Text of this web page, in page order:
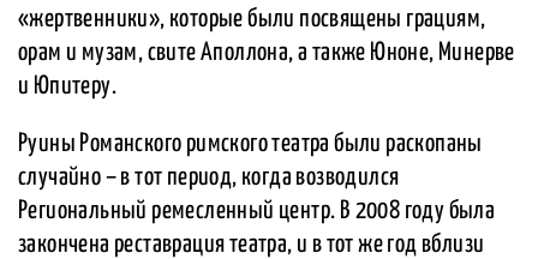
«жертвенники», которые были посвящены грациям,
орам и музам, свите Аполлона, а также Юноне, Минерве
и Юпитеру.
Руины Романского римского театра были раскопаны
случайно – в тот период, когда возводился
Региональный ремесленный центр. В 2008 году была
закончена реставрация театра, и в тот же год вблизи